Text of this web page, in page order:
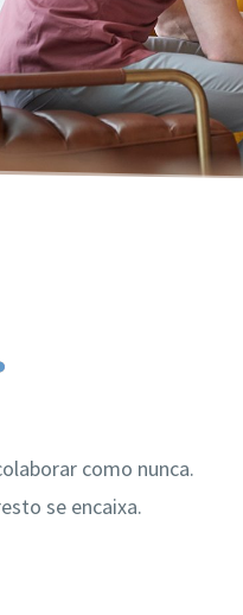
como nunca.
se encaixa.